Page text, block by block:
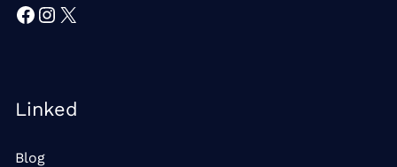
Facebook
Instagram
X
Linked
Blog